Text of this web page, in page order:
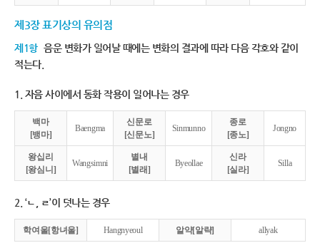
제3장 표기상의 유의점
제1항 음운 변화가 일어날 때에는 변화의 결과에 따라 다음 각호와 같이
적는다.
1. 자음 사이에서 동화 작용이 일어나는 경우
백마
[뱅마]
Baengma
신문로
[신문노]
Sinmunno
종로
[종노]
Jongno
왕십리
[왕심니]
Wangsimni
별내
[별래]
Byeollae
신라
[실라]
Silla
2. ‘ㄴ, ㄹ’이 덧나는 경우
학여울[항녀울] Hangnyeoul 알약[알략] allyak